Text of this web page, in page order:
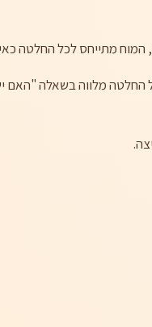
המוח מתייחס לכל החלטה
החלטה מלווה בשאלה "האם